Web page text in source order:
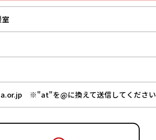
※"at"を@に換えて送信してください